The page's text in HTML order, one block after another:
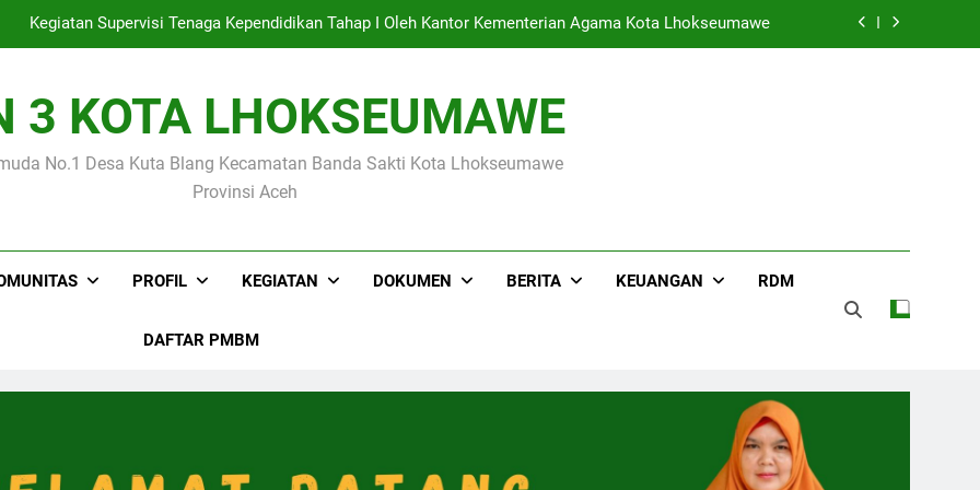
Siswa MIN 3 Kota Lhokseumawe Raih Medali Emas pada Event Sumut National Taekwondo
Empat Siswa MIN 3 Kota Lhokseumawe Lolos ke OSN Tingkat Provinsi Aceh 2026
Kegiatan Supervisi Tenaga Kependidikan Tahap I Oleh Kantor Kementerian Agama Kota Lhokseumawe
3 KOTA LHOKSEUMAWE
No.1 Desa Kuta Blang Kecamatan Banda Sakti Kota Lhokseumawe
Provinsi Aceh
PROFIL KEGIATAN DOKUMEN BERITA KEUANGAN RDM
DAFTAR PMBM